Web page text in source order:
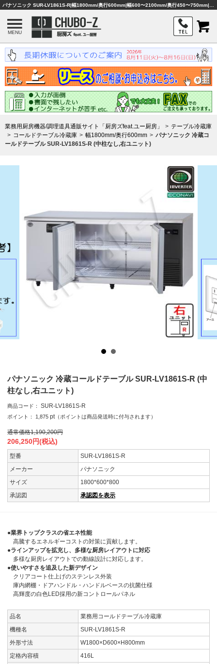
MENU
業務用厨房機器/調理道具通販サイト「厨房ズfeat.ユー厨房」
テーブル冷蔵庫
コールドテーブル冷蔵庫
幅1800mm/奥行600mm
パナソニック 冷蔵コ
ールドテーブル SUR-LV1861S-R (中柱なし,右ユニット)
パナソニック 冷蔵コールドテーブル SUR-LV1861S-R (中
柱なし,右ユニット)
商品コード： SUR-LV1861S-R
ポイント： 1,875 pt （ポイントは商品発送時に付与されます）
通常価格1,190,200円
206,250円(税込)
型番
SUR-LV1861S-R
メーカー
パナソニック
サイズ
1800*600*800
承認図
承認図を表示
●業界トップクラスの省エネ性能
高騰するエネルギーコストの対策に貢献します。
●ラインアップを拡充し、多様な厨房レイアウトに対応
多様な厨房レイアウトでの動線設計に対応します。
●使いやすさを追及した新デザイン
クリアコート仕上げのステンレス外装
庫内網棚・ドアハンドル・ハンドルベースの抗菌仕様
高輝度の白色LED採用の新コントロールパネル
品名
業務用コールドテーブル冷蔵庫
機種名
SUR-LV1861S-R
外形寸法
W1800×D600×H800mm
定格内容積
416L